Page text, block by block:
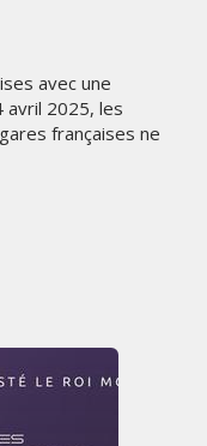
avec une
avril 2025, les
françaises ne